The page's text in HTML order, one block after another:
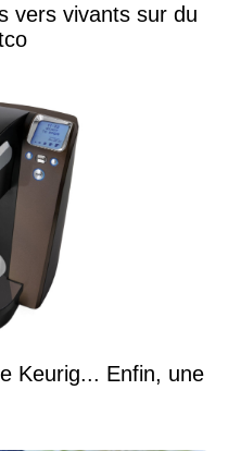
vers vivants sur du
Keurig... Enfin, une